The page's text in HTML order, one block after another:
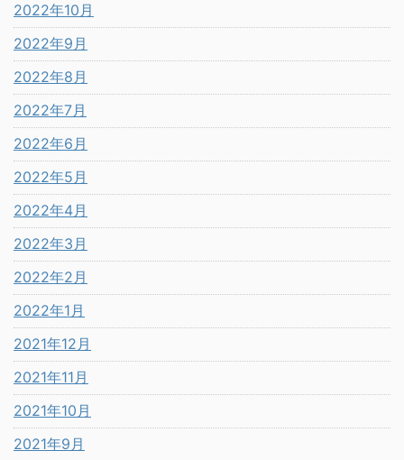
2022年10月
2022年9月
2022年8月
2022年7月
2022年6月
2022年5月
2022年4月
2022年3月
2022年2月
2022年1月
2021年12月
2021年11月
2021年10月
2021年9月